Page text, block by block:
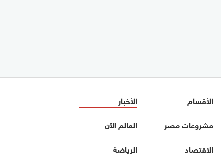
الأقسام
الأخبار
مشروعات مصر
العالم الآن
الاقتصاد
الرياضة